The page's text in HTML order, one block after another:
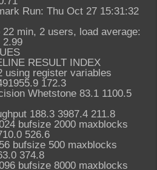
Run: Thu Oct 27 15:31:32
22 min, 2 users, load average:
2.99
RESULT INDEX
using register variables
172.3
Whetstone 83.1 1100.5
188.3 3987.4 211.8
bufsize 2000 maxblocks
526.6
bufsize 500 maxblocks
374.8
bufsize 8000 maxblocks